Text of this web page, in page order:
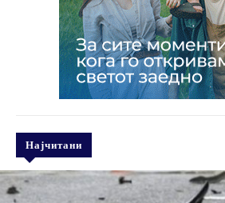
Најчитани